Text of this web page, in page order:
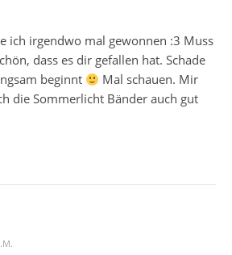
ich irgendwo mal gewonnen :3 Muss
dass es dir gefallen hat. Schade
beginnt
Mal schauen. Mir
die Sommerlicht Bänder auch gut